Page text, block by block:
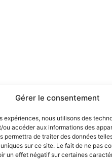
Gérer le consentement
expériences, nous utilisons des
accéder aux informations des
permettra de traiter des données
sur ce site. Le fait de ne pas
un effet négatif sur certaines